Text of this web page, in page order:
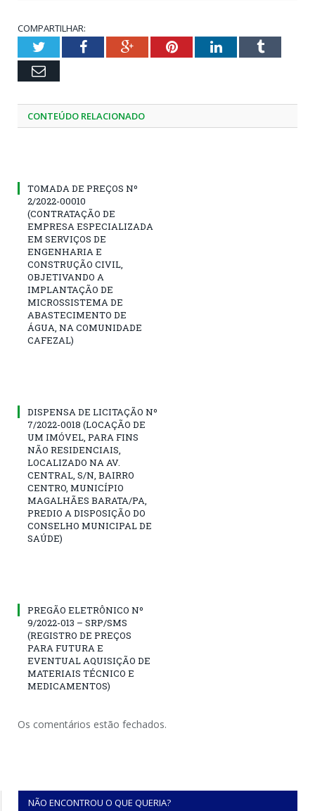
COMPARTILHAR:
TwitterFacebookGoogle+PinterestLinkedInTumblr
Email
CONTEÚDO RELACIONADO
TOMADA DE PREÇOS Nº
2/2022-00010
(CONTRATAÇÃO DE
EMPRESA ESPECIALIZADA
EM SERVIÇOS DE
ENGENHARIA E
CONSTRUÇÃO CIVIL,
OBJETIVANDO A
IMPLANTAÇÃO DE
MICROSSISTEMA DE
ABASTECIMENTO DE
ÁGUA, NA COMUNIDADE
CAFEZAL)
DISPENSA DE LICITAÇÃO Nº
7/2022-0018 (LOCAÇÃO DE
UM IMÓVEL, PARA FINS
NÃO RESIDENCIAIS,
LOCALIZADO NA AV.
CENTRAL, S/N, BAIRRO
CENTRO, MUNICÍPIO
MAGALHÃES BARATA/PA,
PREDIO A DISPOSIÇÃO DO
CONSELHO MUNICIPAL DE
SAÚDE)
PREGÃO ELETRÔNICO Nº
9/2022-013 – SRP/SMS
(REGISTRO DE PREÇOS
PARA FUTURA E
EVENTUAL AQUISIÇÃO DE
MATERIAIS TÉCNICO E
MEDICAMENTOS)
Os comentários estão fechados.
NÃO ENCONTROU O QUE QUERIA?